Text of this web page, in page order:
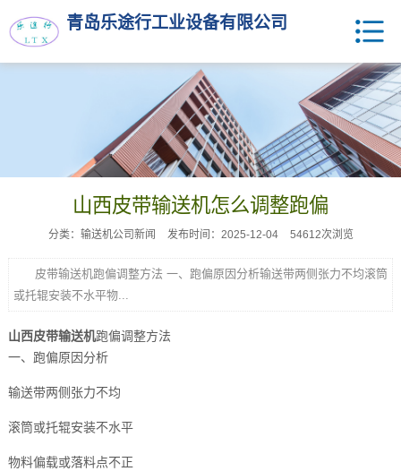
青岛乐途行工业设备有限公司
山西皮带输送机怎么调整跑偏
分类：输送机公司新闻 发布时间：2025-12-04 54612次浏览
皮带输送机跑偏调整方法 一、跑偏原因分析输送带两侧张力不均滚筒
或托辊安装不水平物...
山西皮带输送机跑偏调整方法
一、跑偏原因分析
输送带两侧张力不均
滚筒或托辊安装不水平
物料偏载或落料点不正